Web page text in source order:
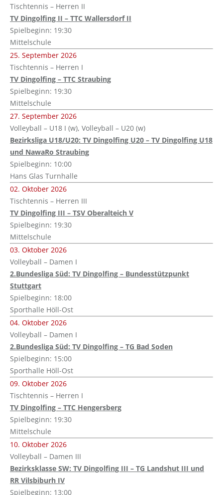
Tischtennis – Herren II
TV Dingolfing II – TTC Wallersdorf II
Spielbeginn: 19:30
Mittelschule
25. September 2026
Tischtennis – Herren I
TV Dingolfing – TTC Straubing
Spielbeginn: 19:30
Mittelschule
27. September 2026
Volleyball – U18 I (w), Volleyball – U20 (w)
Bezirksliga U18/U20: TV Dingolfing U20 – TV Dingolfing U18
und NawaRo Straubing
Spielbeginn: 10:00
Hans Glas Turnhalle
02. Oktober 2026
Tischtennis – Herren III
TV Dingolfing III – TSV Oberalteich V
Spielbeginn: 19:30
Mittelschule
03. Oktober 2026
Volleyball – Damen I
2.Bundesliga Süd: TV Dingolfing – Bundesstützpunkt
Stuttgart
Spielbeginn: 18:00
Sporthalle Höll-Ost
04. Oktober 2026
Volleyball – Damen I
2.Bundesliga Süd: TV Dingolfing – TG Bad Soden
Spielbeginn: 15:00
Sporthalle Höll-Ost
09. Oktober 2026
Tischtennis – Herren I
TV Dingolfing – TTC Hengersberg
Spielbeginn: 19:30
Mittelschule
10. Oktober 2026
Volleyball – Damen III
Bezirksklasse SW: TV Dingolfing III – TG Landshut III und
RR Vilsbiburh IV
Spielbeginn: 13:00